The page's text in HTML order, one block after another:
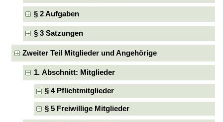
§ 2 Aufgaben
§ 3 Satzungen
Zweiter Teil Mitglieder und Angehörige
1. Abschnitt: Mitglieder
§ 4 Pflichtmitglieder
§ 5 Freiwillige Mitglieder